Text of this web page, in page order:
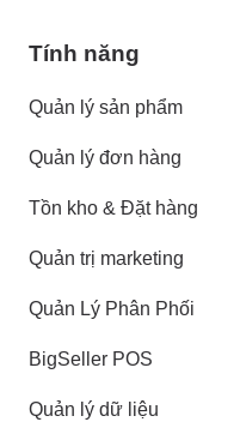
Tính năng
Quản lý sản phẩm
Quản lý đơn hàng
Tồn kho & Đặt hàng
Quản trị marketing
Quản Lý Phân Phối
BigSeller POS
Quản lý dữ liệu